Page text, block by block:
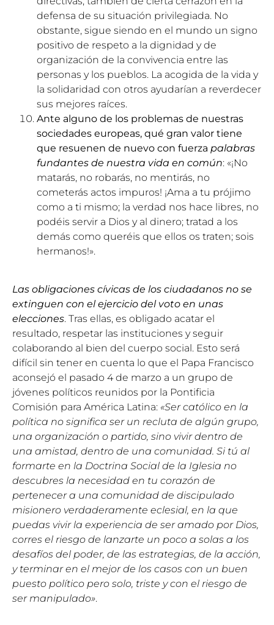
defensa de su situación privilegiada. No
obstante, sigue siendo en el mundo un signo
positivo de respeto a la dignidad y de
organización de la convivencia entre las
personas y los pueblos. La acogida de la vida y
la solidaridad con otros ayudarían a reverdecer
sus mejores raíces.
Ante alguno de los problemas de nuestras
sociedades europeas, qué gran valor tiene
que resuenen de nuevo con fuerza palabras
fundantes de nuestra vida en común: «¡No
matarás, no robarás, no mentirás, no
cometerás actos impuros! ¡Ama a tu prójimo
como a ti mismo; la verdad nos hace libres, no
podéis servir a Dios y al dinero; tratad a los
demás como queréis que ellos os traten; sois
hermanos!».
Las obligaciones cívicas de los ciudadanos no se
extinguen con el ejercicio del voto en unas
elecciones. Tras ellas, es obligado acatar el
resultado, respetar las instituciones y seguir
colaborando al bien del cuerpo social. Esto será
difícil sin tener en cuenta lo que el Papa Francisco
aconsejó el pasado 4 de marzo a un grupo de
jóvenes políticos reunidos por la Pontificia
Comisión para América Latina: «Ser católico en la
política no significa ser un recluta de algún grupo,
una organización o partido, sino vivir dentro de
una amistad, dentro de una comunidad. Si tú al
formarte en la Doctrina Social de la Iglesia no
descubres la necesidad en tu corazón de
pertenecer a una comunidad de discipulado
misionero verdaderamente eclesial, en la que
puedas vivir la experiencia de ser amado por Dios,
corres el riesgo de lanzarte un poco a solas a los
desafíos del poder, de las estrategias, de la acción,
y terminar en el mejor de los casos con un buen
puesto político pero solo, triste y con el riesgo de
ser manipulado».